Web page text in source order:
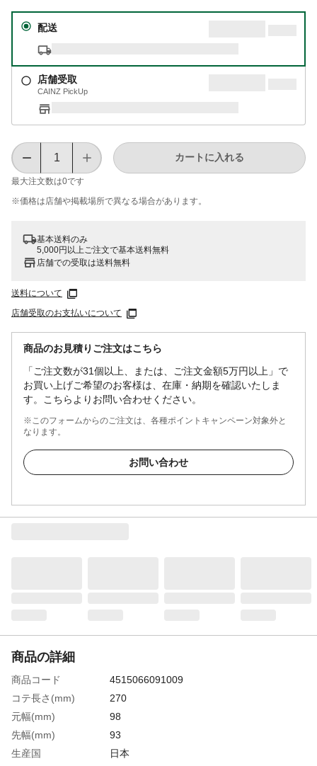
配送
店舗受取
CAINZ PickUp
最大注文数は0です
カートに入れる
※価格は​店舗や​掲載場所で​異なる​場合が​あります。
基本送料のみ
5,000円以上ご注文で基本送料無料
店舗での受取は送料無料
送料について
店舗受取のお支払いについて
商品のお見積りご注文はこちら
「ご注文数が31個以上、または、ご注文金額5万円以上」で
お買い上げご希望のお客様は、在庫・納期を確認いたしま
す。こちらよりお問い合わせください。
※このフォームからのご注文は、各種ポイントキャンペーン対象外と
なります。
お問い合わせ
商品の詳細
商品コード
4515066091009
コテ長さ(mm)
270
元幅(mm)
98
先幅(mm)
93
生産国
日本